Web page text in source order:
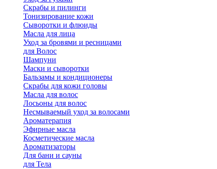
Скрабы и пилинги
Тонизирование кожи
Сыворотки и флюиды
Масла для лица
Уход за бровями и ресницами
для Волос
Шампуни
Маски и сыворотки
Бальзамы и кондиционеры
Скрабы для кожи головы
Масла для волос
Лосьоны для волос
Несмываемый уход за волосами
Ароматерапия
Эфирные масла
Косметические масла
Ароматизаторы
Для бани и сауны
для Тела